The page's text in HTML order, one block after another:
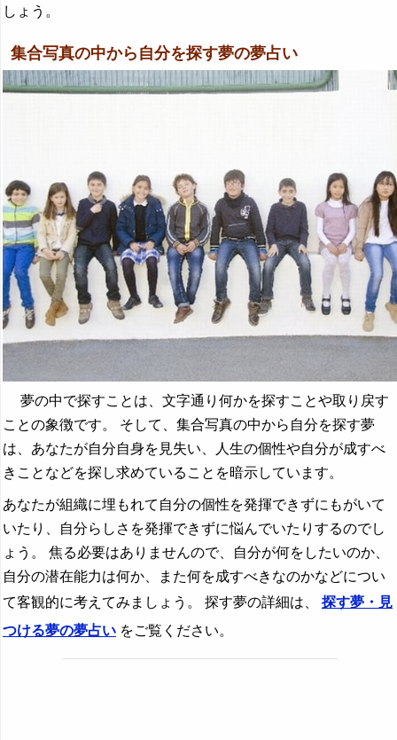
しょう。
集合写真の中から自分を探す夢の夢占い
夢の中で探すことは、文字通り何かを探すことや取り戻す
ことの象徴です。 そして、集合写真の中から自分を探す夢
は、あなたが自分自身を見失い、人生の個性や自分が成すべ
きことなどを探し求めていることを暗示しています。
あなたが組織に埋もれて自分の個性を発揮できずにもがいて
いたり、自分らしさを発揮できずに悩んでいたりするのでし
ょう。 焦る必要はありませんので、自分が何をしたいのか、
自分の潜在能力は何か、また何を成すべきなのかなどについ
て客観的に考えてみましょう。 探す夢の詳細は、 探す夢・見
つける夢の夢占い をご覧ください。